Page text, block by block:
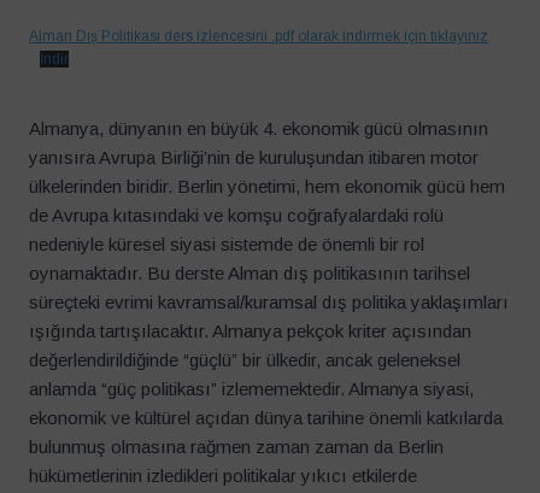
Alman Dış Politikası ders izlencesini .pdf olarak indirmek için tıklayınız
İndir
Almanya, dünyanın en büyük 4. ekonomik gücü olmasının
yanısıra Avrupa Birliği’nin de kuruluşundan itibaren motor
ülkelerinden biridir. Berlin yönetimi, hem ekonomik gücü hem
de Avrupa kıtasındaki ve komşu coğrafyalardaki rolü
nedeniyle küresel siyasi sistemde de önemli bir rol
oynamaktadır. Bu derste Alman dış politikasının tarihsel
süreçteki evrimi kavramsal/kuramsal dış politika yaklaşımları
ışığında tartışılacaktır. Almanya pekçok kriter açısından
değerlendirildiğinde “güçlü” bir ülkedir, ancak geleneksel
anlamda “güç politikası” izlememektedir. Almanya siyasi,
ekonomik ve kültürel açıdan dünya tarihine önemli katkılarda
bulunmuş olmasına rağmen zaman zaman da Berlin
hükümetlerinin izledikleri politikalar yıkıcı etkilerde